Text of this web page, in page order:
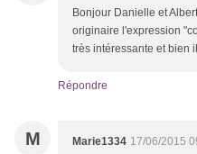
Bonjour Danielle et
originaire l'expression
très intéressante et bien
Répondre
M Marie1334 17/06/2015